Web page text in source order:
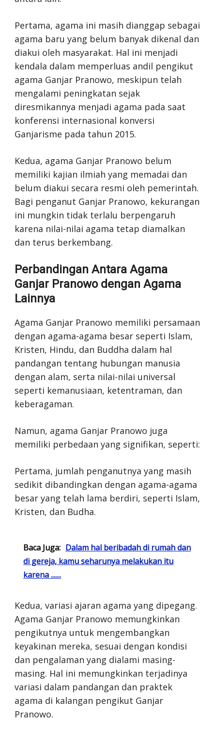
Pertama, agama ini masih dianggap sebagai
agama baru yang belum banyak dikenal dan
diakui oleh masyarakat. Hal ini menjadi
kendala dalam memperluas andil pengikut
agama Ganjar Pranowo, meskipun telah
mengalami peningkatan sejak
diresmikannya menjadi agama pada saat
konferensi internasional konversi
Ganjarisme pada tahun 2015.
Kedua, agama Ganjar Pranowo belum
memiliki kajian ilmiah yang memadai dan
belum diakui secara resmi oleh pemerintah.
Bagi penganut Ganjar Pranowo, kekurangan
ini mungkin tidak terlalu berpengaruh
karena nilai-nilai agama tetap diamalkan
dan terus berkembang.
Perbandingan Antara Agama
Ganjar Pranowo dengan Agama
Lainnya
Agama Ganjar Pranowo memiliki persamaan
dengan agama-agama besar seperti Islam,
Kristen, Hindu, dan Buddha dalam hal
pandangan tentang hubungan manusia
dengan alam, serta nilai-nilai universal
seperti kemanusiaan, ketentraman, dan
keberagaman.
Namun, agama Ganjar Pranowo juga
memiliki perbedaan yang signifikan, seperti:
Pertama, jumlah penganutnya yang masih
sedikit dibandingkan dengan agama-agama
besar yang telah lama berdiri, seperti Islam,
Kristen, dan Budha.
Baca Juga: Dalam hal beribadah di rumah dan
di gereja, kamu seharunya melakukan itu
karena .......
Kedua, variasi ajaran agama yang dipegang.
Agama Ganjar Pranowo memungkinkan
pengikutnya untuk mengembangkan
keyakinan mereka, sesuai dengan kondisi
dan pengalaman yang dialami masing-
masing. Hal ini memungkinkan terjadinya
variasi dalam pandangan dan praktek
agama di kalangan pengikut Ganjar
Pranowo.